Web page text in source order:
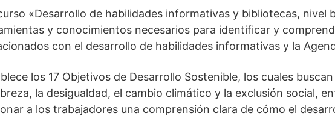
«Desarrollo de habilidades informativas y bibliotecas, nivel
y conocimientos necesarios para identificar y
con el desarrollo de habilidades informativas y la
los 17 Objetivos de Desarrollo Sostenible, los cuales
la desigualdad, el cambio climático y la exclusión social,
a los trabajadores una comprensión clara de cómo el